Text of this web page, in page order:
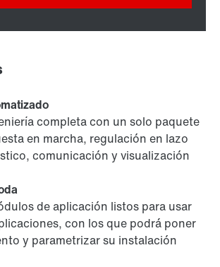
completa con un solo paquete
en marcha, regulación en lazo
comunicación y visualización
de aplicación listos para usar
con los que podrá poner
y parametrizar su instalación